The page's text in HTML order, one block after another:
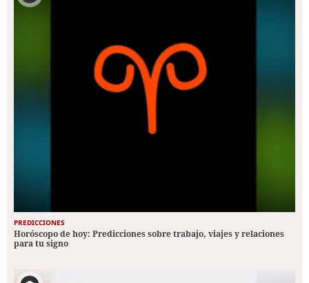
PREDICCIONES
Horóscopo de hoy: Predicciones sobre trabajo, viajes y relaciones
para tu signo